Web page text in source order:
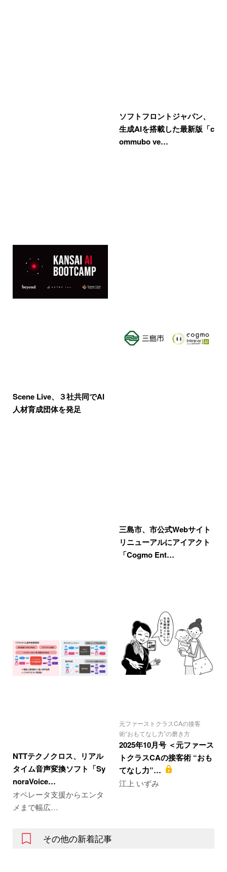
ソフトフロントジャパン、
生成AIを搭載した最新版「c
ommubo ve…
Scene Live、３社共同でAI
人材育成団体を発足
三島市、市公式Webサイト
リニューアルにアイアクト
「Cogmo Ent…
NTTテクノクロス、リアル
タイム音声変換ソフト「Sy
noraVoice…
オペレータ支援からエンタ
メまで幅広…
元ファーストクラスCAの接客
術“おもてなし力”の磨き方
2025年10月号 ＜元ファース
トクラスCAの接客術 “おも
てなし力”…
江上 いずみ
その他の新着記事